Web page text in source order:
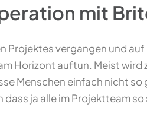
mit
Projektes vergangen und
Horizont auftun. Meist
Menschen einfach nicht
ja alle im Projektteam so